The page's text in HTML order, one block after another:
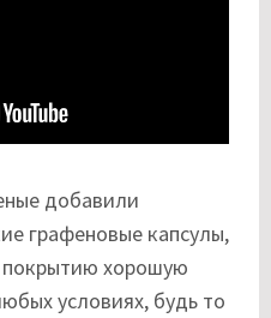
добавили
графеновые капсулы,
хорошую
условиях, будь то